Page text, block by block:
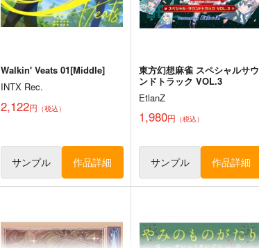
う」絵師100人展 16 大阪
展 前売り券
産経新聞社
5年目の放課後
Walkin' Veats 01[Middle]
INTX Rec.
2,122円 （税込）
サンプル 作品詳細
東方幻想麻雀 スペシャルサウ
ンドトラック VOL.3
EtlanZ
1,980円 （税込）
サンプル 作品詳細